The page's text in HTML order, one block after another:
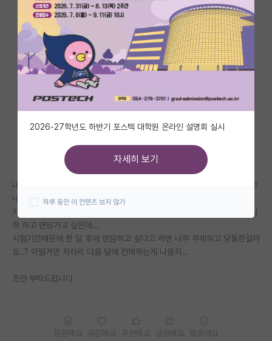
커뮤니티 홈
전체글보기
베스트 게시판
IF 명예의전당
자유 게시판(아무개랩)
미국 유학 게시판
미국 대학원 합격 후기 게시판
대학원 합격 후기 게시판
연구실(PI) 홍보 게시판
석박사 채용 정보 게시판
임용 정보 게시판
내년 전기 대학원 준비중이고 오늘 컨택 준비를 마쳤습니다. 이제 메일만 보
내면 되는데 이제 시험기간이라 면담준비할 시간이 없어서 너무 쫄리네요.
저번에 다른 학교로 면담갔다가 전공지식으로 개털리고 와가지고 공부 열심
히 하고 면담가고 싶은데...
시험기간때문에 한 달 후에 면담하고 싶다고 하면 너무 무례하고 당돌한걸까
요..? 이럴거면 차라리 다음 달에 컨택하는게 나을지...
조언 부탁드립니다
2026-27학년도 하반기 포스텍 대학원 온라인 설명회 실시
자세히 보기
하루 동안 이 컨텐츠 보지 않기